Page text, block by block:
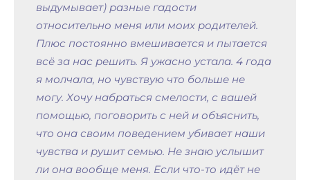
выдумывает) разные гадости
относительно меня или моих родителей.
Плюс постоянно вмешивается и пытается
всё за нас решить. Я ужасно устала. 4 года
я молчала, но чувствую что больше не
могу. Хочу набраться смелости, с вашей
помощью, поговорить с ней и объяснить,
что она своим поведением убивает наши
чувства и рушит семью. Не знаю услышит
ли она вообще меня. Если что-то идёт не